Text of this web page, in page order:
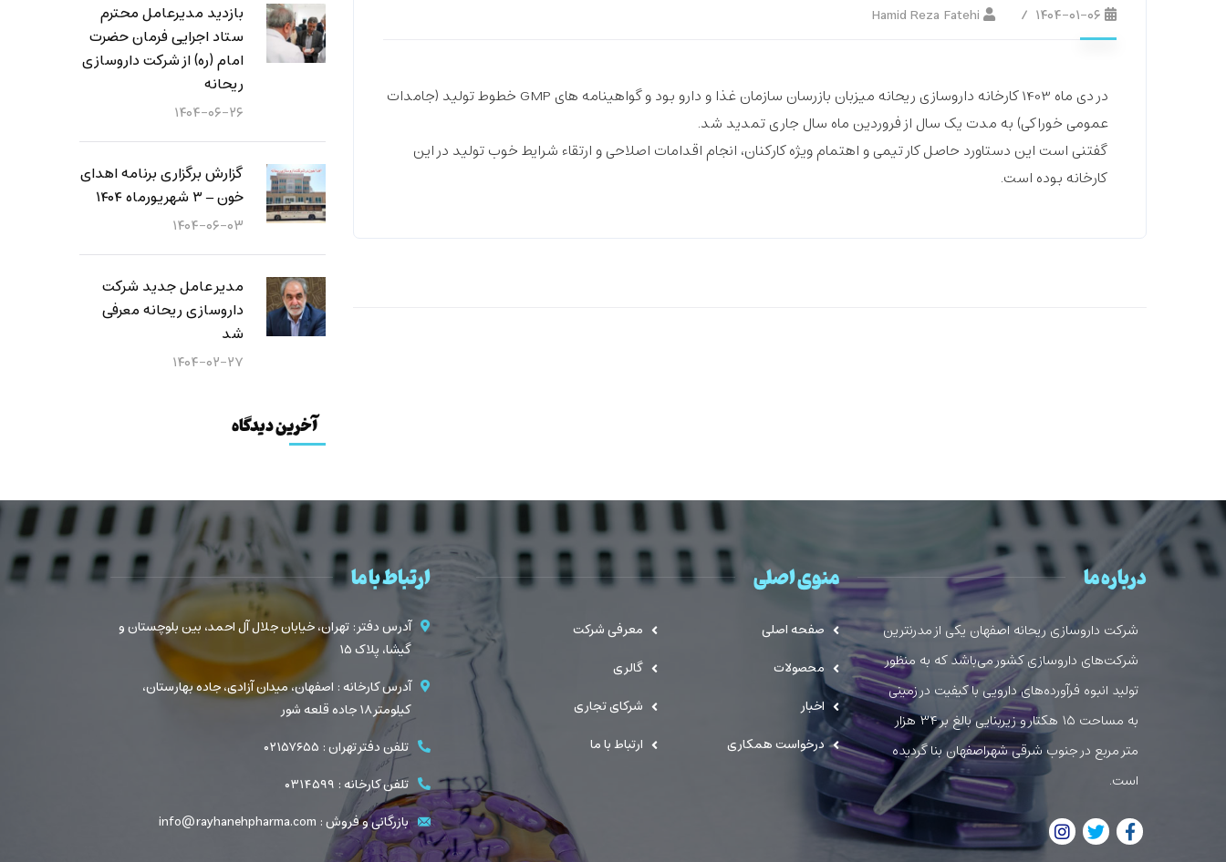
۱۴۰۴-۰۱-۰۶ Hamid Reza Fatehi
در دی ماه 1403 کارخانه داروسازی ریحانه میزبان بازرسان سازمان غذا و دارو بود و گواهینامه های GMP خطوط تولید (جامدات
عمومی خوراکی) به مدت یک سال از فروردین ماه سال جاری تمدید شد.
گفتنی است این دستاورد حاصل کار تیمی و اهتمام ویژه کارکنان، انجام اقدامات اصلاحی و ارتقاء شرایط خوب تولید در این
کارخانه بوده است.
بازدید مدیرعامل محترم
ستاد اجرایی فرمان حضرت
امام (ره) از شرکت داروسازی
ریحانه
۱۴۰۴-۰۶-۲۶
گزارش برگزاری برنامه اهدای
خون – ۳ شهریورماه ۱۴۰۴
۱۴۰۴-۰۶-۰۳
مدیر عامل جدید شرکت
داروسازی ریحانه معرفی
شد
۱۴۰۴-۰۲-۲۷
آخرین دیدگاه
درباره ما
شرکت داروسازی ریحانه اصفهان یکی از مدرنترین
شرکت‌های داروسازی کشور می‌باشد که به منظور
تولید انبوه فرآورده‌های دارویی با کیفیت در زمینی
به مساحت ۱۵ هکتار و زیربنایی بالغ بر ۳۴ هزار
متر مربع در جنوب شرقی شهراصفهان بنا گردیده
است.
منوی اصلی
صفحه اصلی
معرفی شرکت
محصولات
گالری
اخبار
شرکای تجاری
درخواست همکاری
ارتباط با ما
ارتباط با ما
آدرس دفتر : تهران، خیابان جلال آل احمد، بین بلوچستان و
گیشا، پلاک ۱۵
آدرس کارخانه : اصفهان، میدان آزادی، جاده بهارستان،
کیلومتر ۱۸ جاده قلعه شور
تلفن دفتر تهران : ۰۲۱۵۷۶۵۵
تلفن کارخانه : ۰۳۱۴۵۹۹
بازرگانی و فروش : info@rayhanehpharma.com